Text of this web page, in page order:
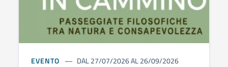
EVENTO DAL 27/07/2026 AL 26/09/2026